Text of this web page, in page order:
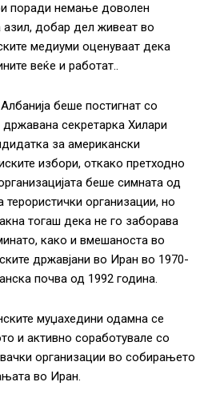
поради немање доволен
азил, добар дел живеат во
медиуми оценуваат дека
веќе и работат..
беше постигнат со
секретарка Хилари
за американски
избори, откако претходно
беше симната од
терористички организации, но
тогаш дека не го заборава
како и вмешаноста во
државјани во Иран во 1970-
почва од 1992 година.
муџахедини одамна се
и активно соработувале со
организации во собирањето
во Иран.